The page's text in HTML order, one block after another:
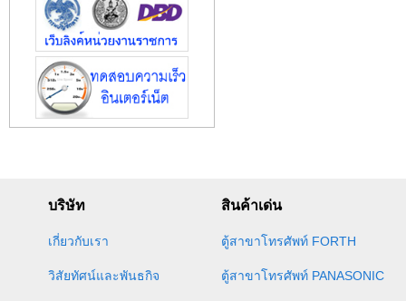
บริษัท
เกี่ยวกับเรา
วิสัยทัศน์และพันธกิจ
สินค้าเด่น
ตู้สาขาโทรศัพท์ FORTH
ตู้สาขาโทรศัพท์ PANASONIC